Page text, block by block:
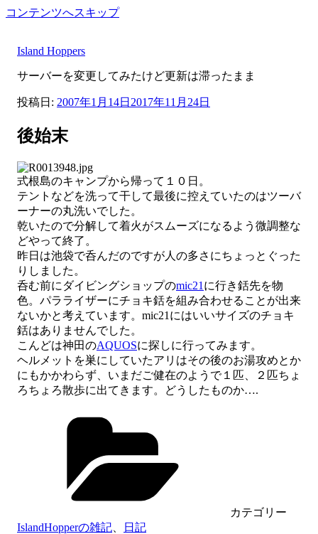
コンテンツへスキップ
Island Hoppers
サーバーを変更してみたけど更新は滞ったまま
投稿日: 2007年1月14日 2017年11月24日
後始末
式根島のキャンプから帰って１０日。
テントなどを洗って干して最後に控えていたのはツーバ
ーナーの丸洗いでした。
乾いたので分解して着火がスムーズになるよう微調整な
どやって終了。
昨日は池袋で呑んだのですが人の多さにちょっとぐった
りしました。
呑む前にダイビングショップのmic21 に行き銛先を物
色。パラライザーにチョキ銛を組み合わせることが出来
ないかと考えています。mic21にはいいサイズのチョキ
銛はありませんでした。
こんどは神田のAQUOSに探しに行ってみます。
ヘルメットを巣にしていたアリはその後のお湯攻めとか
にもかかわらず、いまだご健在のようで１匹、２匹ちょ
ろちょろ散歩に出てきます。どうしたものか….
カテゴリー
IslandHopperの雑記
日記